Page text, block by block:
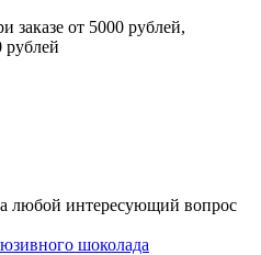
заказе от 5000 рублей,
рублей
любой интересующий вопрос
шоколада